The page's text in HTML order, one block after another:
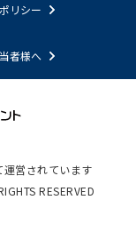
リシー
者様へ
営されています
RESERVED